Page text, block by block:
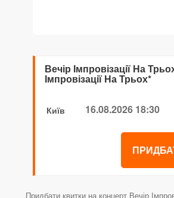
Вечір Імпровізації На
Імпровізації На Трьох*
Київ 16.08.2026 18:30
Придбати квитки на концерт Вечір